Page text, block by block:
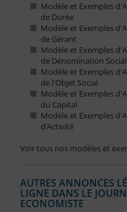
Modèle et Exemples
de Durée
Modèle et Exemples
de Gérant
Modèle et Exemples
de Dénomination
Modèle et Exemples
de l'Objet Social
Modèle et Exemples
du Capital
Modèle et Exemples
d’Activité
Voir tous nos modèles et
AUTRES ANNONCES
LIGNE DANS LE
ECONOMISTE